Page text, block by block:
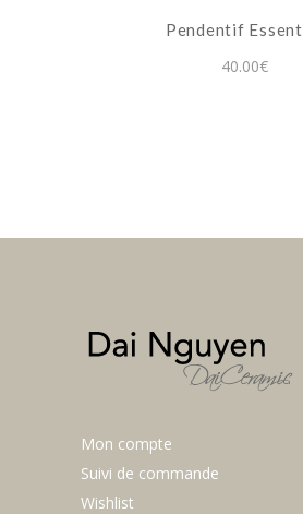
être
Pendentif
40.00€
Mon compte
Suivi de commande
Wishlist